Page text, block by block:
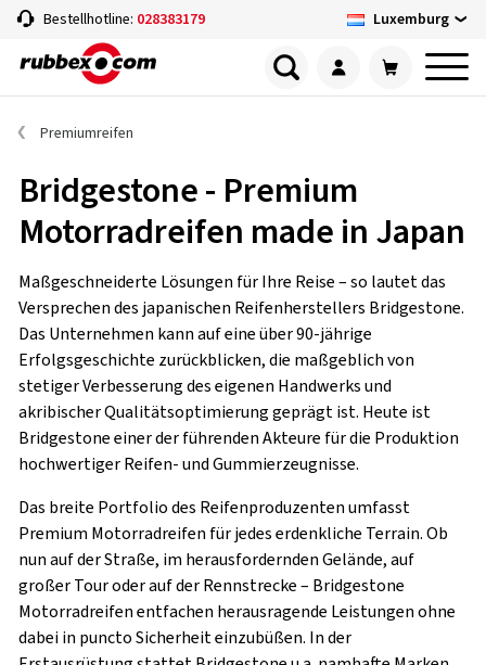
Bestellhotline: 028383179 Luxemburg
Premiumreifen
Bridgestone - Premium
Motorradreifen made in Japan
Maßgeschneiderte Lösungen für Ihre Reise – so lautet das
Versprechen des japanischen Reifenherstellers Bridgestone.
Das Unternehmen kann auf eine über 90-jährige
Erfolgsgeschichte zurückblicken, die maßgeblich von
stetiger Verbesserung des eigenen Handwerks und
akribischer Qualitätsoptimierung geprägt ist. Heute ist
Bridgestone einer der führenden Akteure für die Produktion
hochwertiger Reifen- und Gummierzeugnisse.
Das breite Portfolio des Reifenproduzenten umfasst
Premium Motorradreifen für jedes erdenkliche Terrain. Ob
nun auf der Straße, im herausfordernden Gelände, auf
großer Tour oder auf der Rennstrecke – Bridgestone
Motorradreifen entfachen herausragende Leistungen ohne
dabei in puncto Sicherheit einzubüßen. In der